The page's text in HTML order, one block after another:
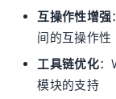
互操作性增强
间的互操作性
工具链优化：
模块的支持